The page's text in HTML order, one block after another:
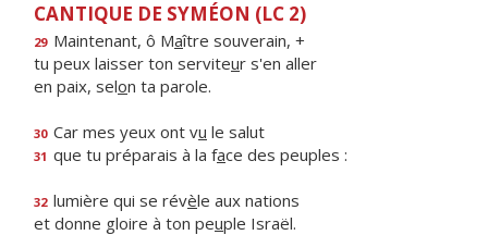
CANTIQUE DE SYMÉON (LC 2)
29 Maintenant, ô Maître souverain, +
tu peux laisser ton serviteur s'en aller
en paix, selon ta parole.
30 Car mes yeux ont vu le salut
31 que tu préparais à la face des peuples :
32 lumière qui se révèle aux nations
et donne gloire à ton peuple Israël.